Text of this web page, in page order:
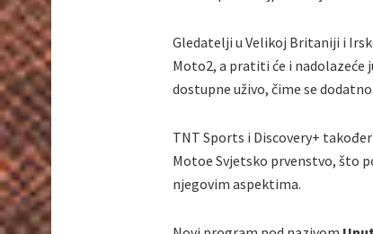
Gledatelji u Velikoj Britaniji i
Moto2, a pratiti će i nadolazeće
dostupne uživo, čime se
TNT Sports i Discovery+
Motoe Svjetsko prvenstvo, što
njegovim aspektima.